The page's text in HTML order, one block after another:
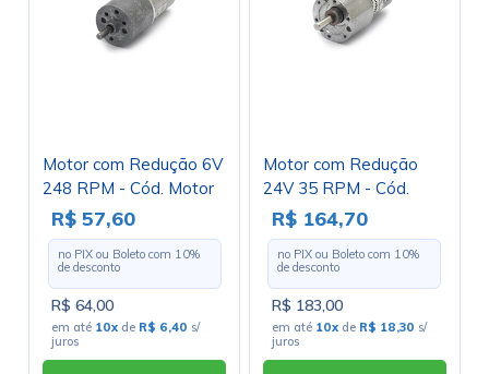
Motor com Redução 6V
248 RPM - Cód. Motor
48
R$ 57,60
no PIX ou Boleto com 10%
de desconto
R$ 64,00
em até 10x de R$ 6,40 s/
juros
Motor com Redução
24V 35 RPM - Cód.
Motor 15
R$ 164,70
no PIX ou Boleto com 10%
de desconto
R$ 183,00
em até 10x de R$ 18,30 s/
juros